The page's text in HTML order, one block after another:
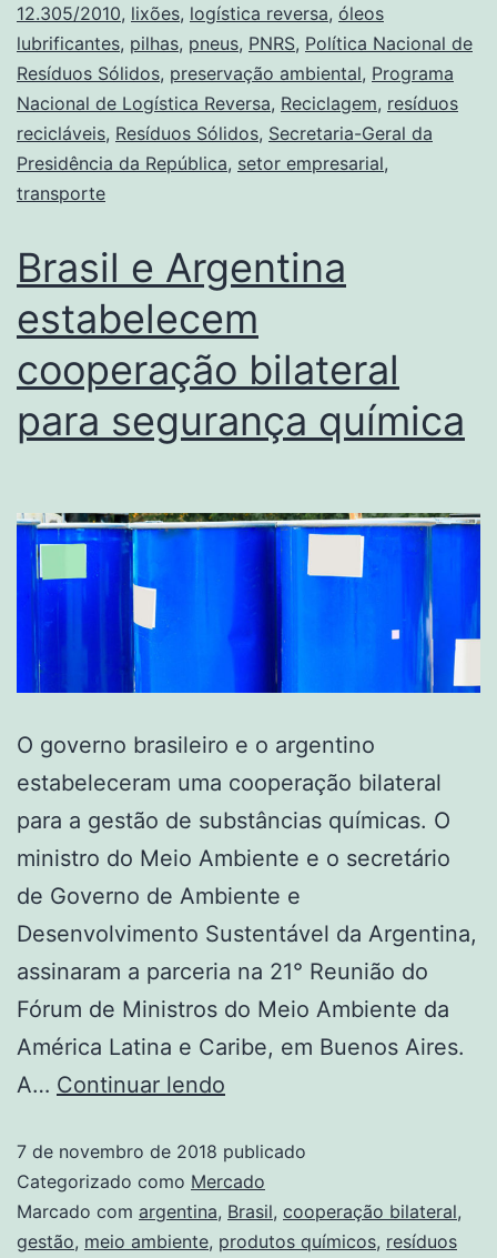
12.305/2010, lixões, logística reversa, óleos
lubrificantes, pilhas, pneus, PNRS, Política Nacional de
Resíduos Sólidos, preservação ambiental, Programa
Nacional de Logística Reversa, Reciclagem, resíduos
recicláveis, Resíduos Sólidos, Secretaria-Geral da
Presidência da República, setor empresarial,
transporte
Brasil e Argentina
estabelecem
cooperação bilateral
para segurança química
O governo brasileiro e o argentino
estabeleceram uma cooperação bilateral
para a gestão de substâncias químicas. O
ministro do Meio Ambiente e o secretário
de Governo de Ambiente e
Desenvolvimento Sustentável da Argentina,
assinaram a parceria na 21° Reunião do
Fórum de Ministros do Meio Ambiente da
América Latina e Caribe, em Buenos Aires.
A… Continuar lendo
7 de novembro de 2018 publicado
Categorizado como Mercado
Marcado com argentina, Brasil, cooperação bilateral,
gestão, meio ambiente, produtos químicos, resíduos